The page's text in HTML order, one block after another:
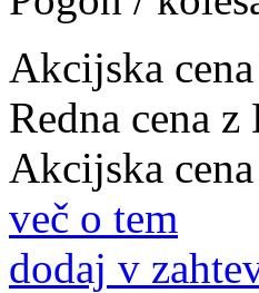
Akcijska
Redna cena z
Akcijska
več o tem
dodaj v